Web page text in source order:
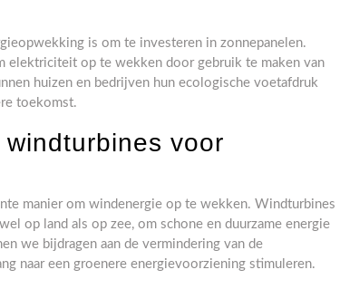
is om te investeren in zonnepanelen.
elektriciteit op te wekken door gebruik te maken van
huizen en bedrijven hun ecologische voetafdruk
toekomst.
voor
manier om windenergie op te wekken. Windturbines
op land als op zee, om schone en duurzame energie
we bijdragen aan de vermindering van de
naar een groenere energievoorziening stimuleren.